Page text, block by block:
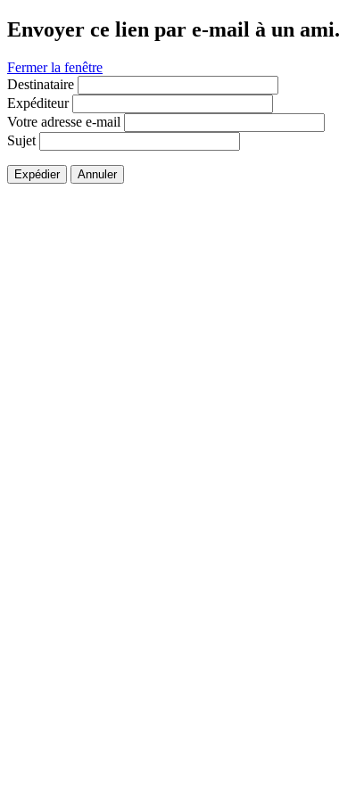
Envoyer ce lien par e-mail à un ami.
Fermer la fenêtre
Destinataire
Expéditeur
Votre adresse e-mail
Sujet
Expédier Annuler